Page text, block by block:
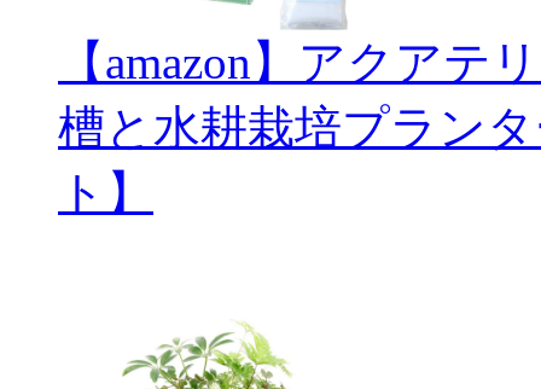
【amazon】アクアテ
槽と水耕栽培プラン
ト】